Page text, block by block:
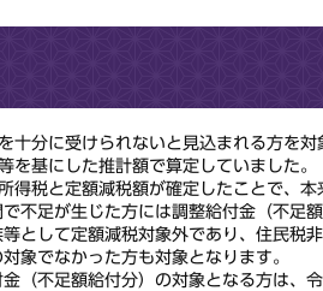
分に受けられないと見込まれる方を対
を基にした推計額で算定していました。
得税と定額減税額が確定したことで、本
で不足が生じた方には調整給付金（不足
として定額減税対象外であり、住民税
象でなかった方も対象となります。
（不足額給付分）の対象となる方は、